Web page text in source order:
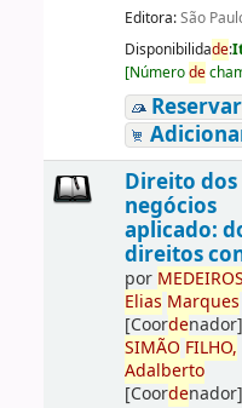
Editora:São
Disponibilidade:
[Númerode
Reservar
Direito dos
negócios
aplicado:
direitos
por MEDEIROS
Elias Marques
[Coordenador]
SIMÃO FILHO,
Adalberto
[Coordenador]